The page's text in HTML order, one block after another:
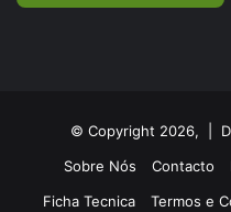
© Copyright 2026, |
Sobre Nós
Contacto
Ficha Tecnica
Termos e